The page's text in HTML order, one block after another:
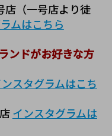
店（一号店より徒
ムはこちら
ンドがお好きな方
スタグラムはこち
インスタグラムは